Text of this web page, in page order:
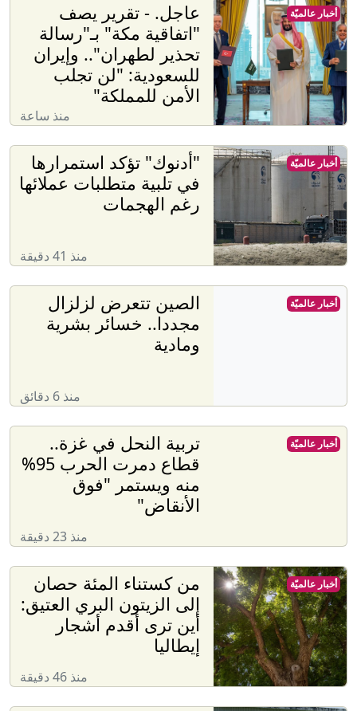
عاجل. - تقرير يصف
"اتفاقية مكة" بـ"رسالة
تحذير لطهران".. وإيران
للسعودية: "لن تجلب
الأمن للمملكة"
منذ ساعة
أخبار عالميّة
"أدنوك" تؤكد استمرارها
في تلبية متطلبات عملائها
رغم الهجمات
منذ 41 دقيقة
أخبار عالميّة
الصين تتعرض لزلزال
مجددا.. خسائر بشرية
ومادية
منذ 6 دقائق
أخبار عالميّة
تربية النحل في غزة..
قطاع دمرت الحرب 95%
منه ويستمر "فوق
الأنقاض"
منذ 23 دقيقة
أخبار عالميّة
من كستناء المئة حصان
إلى الزيتون البري العتيق:
أين ترى أقدم أشجار
إيطاليا
منذ 46 دقيقة
أخبار عالميّة